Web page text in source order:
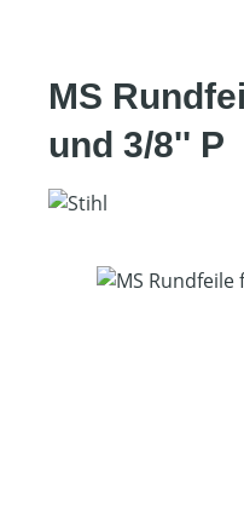
MS
und 3/8'' P
Bildergalerie